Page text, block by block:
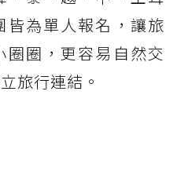
皆為單人報名，讓旅
圈，更容易自然交
旅行連結。